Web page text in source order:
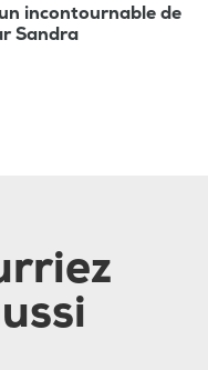
incontournable de
Sandra